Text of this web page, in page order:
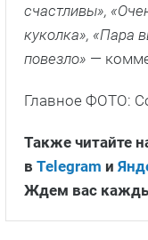
счастливы»,
куколка», «Пара
повезло» —
Главное ФОТО:
Также читайте
в Telegram и
Ждем вас